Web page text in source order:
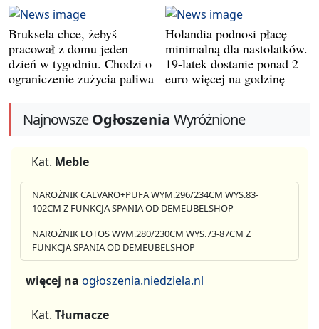
Bruksela chce, żebyś
pracował z domu jeden
dzień w tygodniu. Chodzi o
ograniczenie zużycia paliwa
Holandia podnosi płacę
minimalną dla nastolatków.
19-latek dostanie ponad 2
euro więcej na godzinę
NajnowszeOgłoszenia Wyróżnione
Kat. Meble
NAROŻNIK CALVARO+PUFA WYM.296/234CM WYS.83-
102CM Z FUNKCJA SPANIA OD DEMEUBELSHOP
NAROŻNIK LOTOS WYM.280/230CM WYS.73-87CM Z
FUNKCJA SPANIA OD DEMEUBELSHOP
więcej na ogłoszenia.niedziela.nl
Kat. Tłumacze